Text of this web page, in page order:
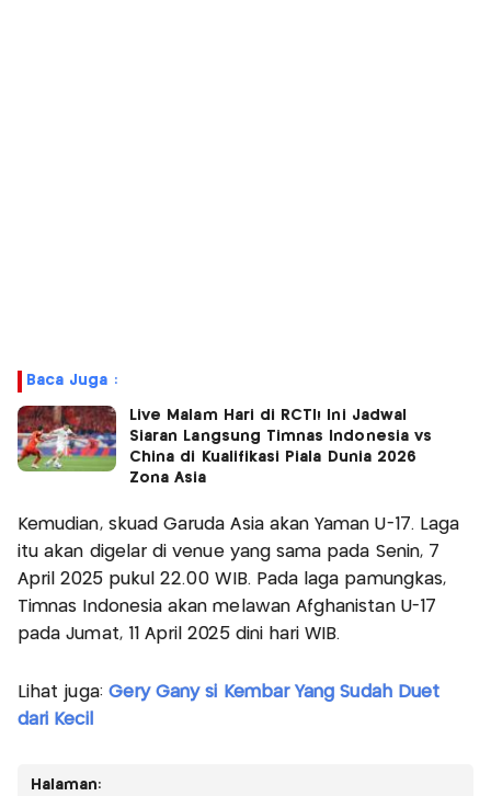
Baca Juga :
Live Malam Hari di RCTI! Ini Jadwal
Siaran Langsung Timnas Indonesia vs
China di Kualifikasi Piala Dunia 2026
Zona Asia
Kemudian, skuad Garuda Asia akan Yaman U-17. Laga
itu akan digelar di venue yang sama pada Senin, 7
April 2025 pukul 22.00 WIB. Pada laga pamungkas,
Timnas Indonesia akan melawan Afghanistan U-17
pada Jumat, 11 April 2025 dini hari WIB.
Lihat juga: Gery Gany si Kembar Yang Sudah Duet
dari Kecil
Halaman: